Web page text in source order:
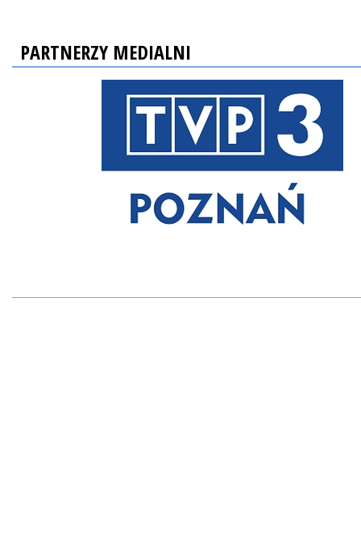
PARTNERZY MEDIALNI